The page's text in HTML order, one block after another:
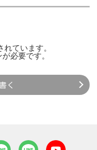
ています。
が必要です。
く